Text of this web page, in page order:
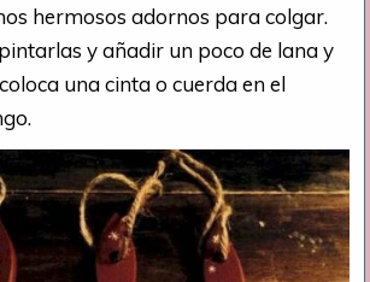
hermosos adornos para colgar.
y añadir un poco de lana y
una cinta o cuerda en el